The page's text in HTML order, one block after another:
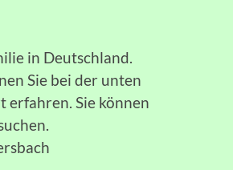
in Deutschland.
Sie bei der unten
Sie können